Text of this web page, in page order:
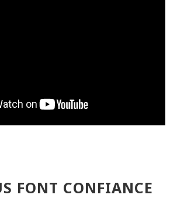
FONT CONFIANCE